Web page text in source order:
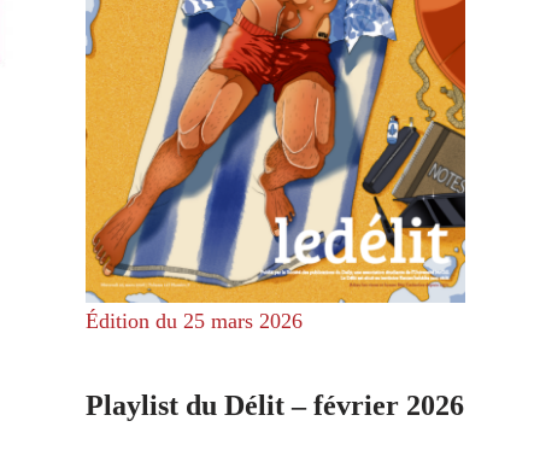
Édition du 25 mars 2026
Playlist du Délit – février 2026